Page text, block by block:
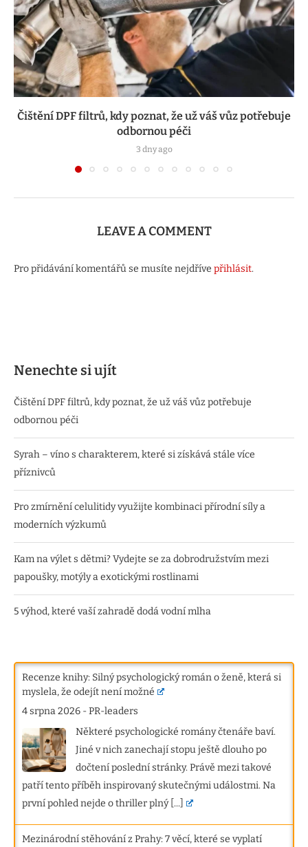
Čištění DPF filtrů, kdy poznat, že už váš vůz potřebuje
odbornou péči
3 dny ago
LEAVE A COMMENT
Pro přidávání komentářů se musíte nejdříve přihlásit.
Nenechte si ujít
Čištění DPF filtrů, kdy poznat, že už váš vůz potřebuje
odbornou péči
Syrah – víno s charakterem, které si získává stále více
příznivců
Pro zmírnění celulitidy využijte kombinaci přírodní síly a
moderních výzkumů
Kam na výlet s dětmi? Vydejte se za dobrodružstvím mezi
papoušky, motýly a exotickými rostlinami
5 výhod, které vaší zahradě dodá vodní mlha
Recenze knihy: Silný psychologický román o ženě, která si
myslela, že odejít není možné
4 srpna 2026 -PR-leaders
Některé psychologické romány čtenáře baví.
Jiné v nich zanechají stopu ještě dlouho po
dočtení poslední stránky. Právě mezi takové
patří tento příběh inspirovaný skutečnými událostmi. Na
první pohled nejde o thriller plný [...]
Mezinárodní stěhování z Prahy: 7 věcí, které se vyplatí